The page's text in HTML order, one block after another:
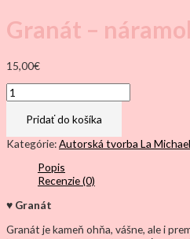
Granát –
15,00€
množstvo
Granát
-
Pridať do košíka
Kategórie:Autorská tvorba La
Popis
Recenzie (0)
♥ Granát
Granát je kameň ohňa, vášne, ale i